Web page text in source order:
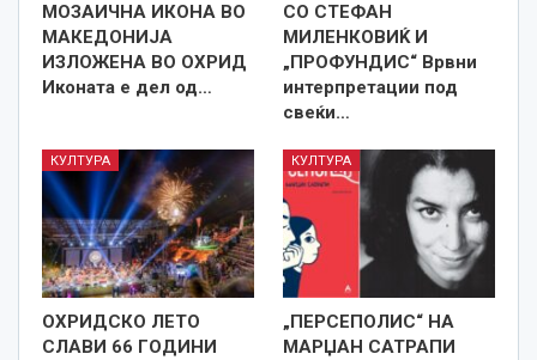
МОЗАИЧНА ИКОНА ВО
МАКЕДОНИЈА
ИЗЛОЖЕНА ВО ОХРИД
Иконата е дел од…
СО СТЕФАН
МИЛЕНКОВИЌ И
„ПРОФУНДИС“ Врвни
интерпретации под
свеќи…
КУЛТУРА
ОХРИДСКО ЛЕТО
СЛАВИ 66 ГОДИНИ
КУЛТУРА
„ПЕРСЕПОЛИС“ НА
МАРЏАН САТРАПИ